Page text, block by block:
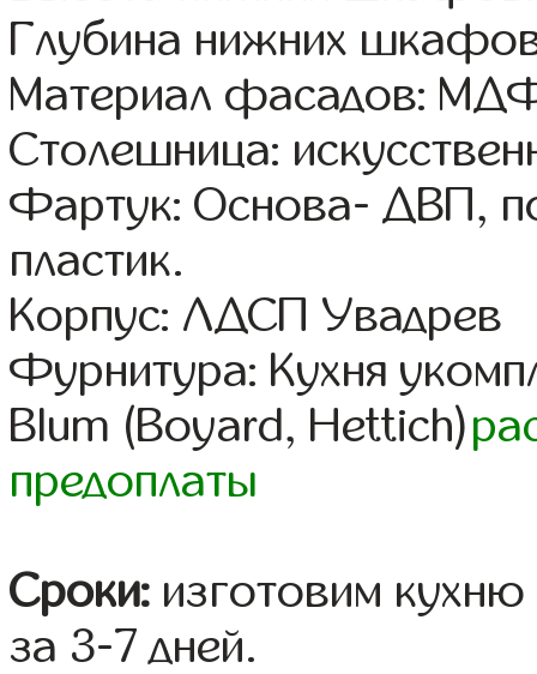
Глубина нижних
Материал фасадов:
Столешница:
Фартук: Основа- ДВП,
пластик.
Корпус: ЛДСП Увадрев
Фурнитура: Кухня
Blum (Boyard, Hettich)
предоплаты
Сроки: изготовим
за 3-7 дней.